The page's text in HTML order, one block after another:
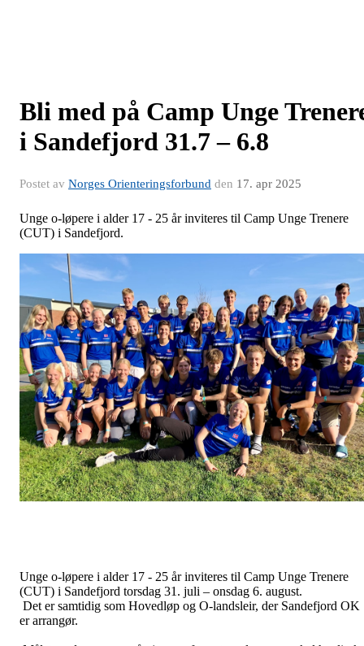
Bli med på Camp Unge
i Sandefjord 31.7 – 6.8
Postet av Norges Orienteringsforbund den 17. apr 2025
Unge o-løpere i alder 17 - 25 år inviteres til Camp Unge Trenere
(CUT) i Sandefjord.
Unge o-løpere i alder 17 - 25 år inviteres til Camp Unge Trenere
(CUT) i Sandefjord torsdag 31. juli – onsdag 6. august.
Det er samtidig som Hovedløp og O-landsleir, der Sandefjord OK
er arrangør.